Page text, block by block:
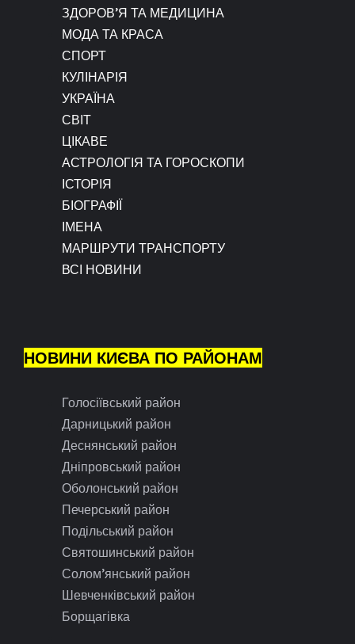
ЗДОРОВ’Я ТА МЕДИЦИНА
МОДА ТА КРАСА
СПОРТ
КУЛІНАРІЯ
УКРАЇНА
СВІТ
ЦІКАВЕ
АСТРОЛОГІЯ ТА ГОРОСКОПИ
ІСТОРІЯ
БІОГРАФІЇ
ІМЕНА
МАРШРУТИ ТРАНСПОРТУ
ВСІ НОВИНИ
НОВИНИ КИЄВА ПО РАЙОНАМ
Голосіївський район
Дарницький район
Деснянський район
Дніпровський район
Оболонський район
Печерський район
Подільський район
Святошинський район
Солом’янський район
Шевченківський район
Борщагівка